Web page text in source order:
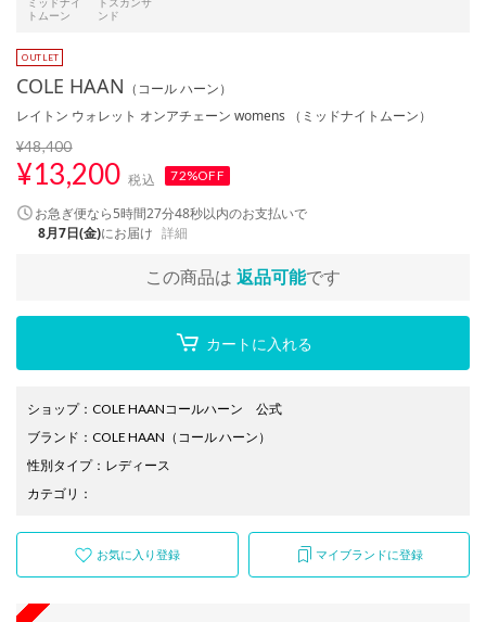
トムーン
ンド
COLE HAAN （コール ハーン）
レイトン ウォレット オンアチェーン womens （ミッドナイトムーン）
¥48,400
¥13,200 税込 72%OFF
お急ぎ便なら5時間27分48秒以内のお支払いで
8月7日(金)にお届け 詳細
この商品は 返品可能です
カートに入れる
ショップ： COLE HAANコールハーン 公式
ブランド ： COLE HAAN （コール ハーン）
性別タイプ： レディース
カテゴリ ：
お気に入り登録 マイブランドに登録